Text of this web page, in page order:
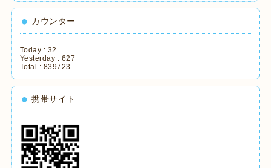
カウンター
Today : 32
Yesterday : 627
Total : 839723
携帯サイト